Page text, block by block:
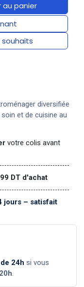
au panier
diversifiée
et de cuisine au
votre colis avant
DT d'achat
jours – satisfait
24h si vous
.